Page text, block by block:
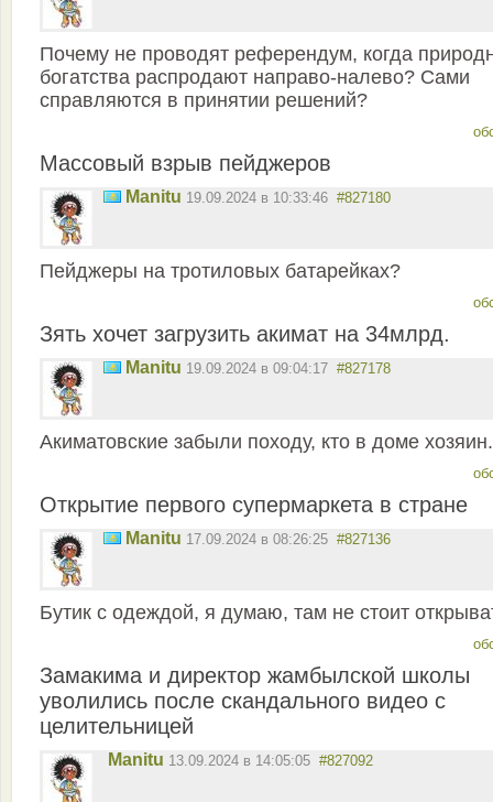
Почему не проводят референдум, когда
богатства распродают направо-налево? Сами
справляются в принятии решений?
Массовый взрыв пейджеров
Manitu 19.09.2024 в 10:33:46 #827180
Пейджеры на тротиловых батарейках?
Зять хочет загрузить акимат на 34млрд.
Manitu 19.09.2024 в 09:04:17 #827178
Акиматовские забыли походу, кто в доме хозяин.
Открытие первого супермаркета в стране
Manitu 17.09.2024 в 08:26:25 #827136
Бутик с одеждой, я думаю, там не стоит
Замакима и директор жамбылской школы
уволились после скандального видео с
целительницей
Manitu 13.09.2024 в 14:05:05 #827092